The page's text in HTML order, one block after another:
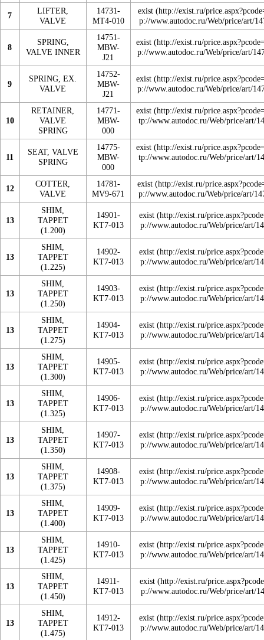
7
LIFTER,
VALVE
14731-
MT4-010
exist
8
SPRING,
VALVE INNER
14751-
MBW-
J21
exist
9
SPRING, EX.
VALVE
14752-
MBW-
J21
exist
10
RETAINER,
VALVE
SPRING
14771-
MBW-
000
exist
11
SEAT, VALVE
SPRING
14775-
MBW-
000
exist
12
COTTER,
VALVE
14781-
MV9-671
exist
13
SHIM,
TAPPET
(1.200)
14901-
KT7-013
exist
13
SHIM,
TAPPET
(1.225)
14902-
KT7-013
exist
13
SHIM,
TAPPET
(1.250)
14903-
KT7-013
exist
13
SHIM,
TAPPET
(1.275)
14904-
KT7-013
exist
13
SHIM,
TAPPET
(1.300)
14905-
KT7-013
exist
13
SHIM,
TAPPET
(1.325)
14906-
KT7-013
exist
13
SHIM,
TAPPET
(1.350)
14907-
KT7-013
exist
13
SHIM,
TAPPET
(1.375)
14908-
KT7-013
exist
13
SHIM,
TAPPET
(1.400)
14909-
KT7-013
exist
13
SHIM,
TAPPET
(1.425)
14910-
KT7-013
exist
13
SHIM,
TAPPET
(1.450)
14911-
KT7-013
exist
13
SHIM,
TAPPET
(1.475)
14912-
KT7-013
exist